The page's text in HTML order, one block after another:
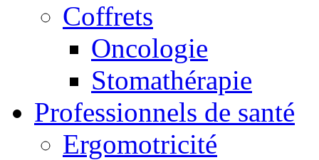
Coffrets
Oncologie
Stomathérapie
Professionnels de santé
Ergomotricité